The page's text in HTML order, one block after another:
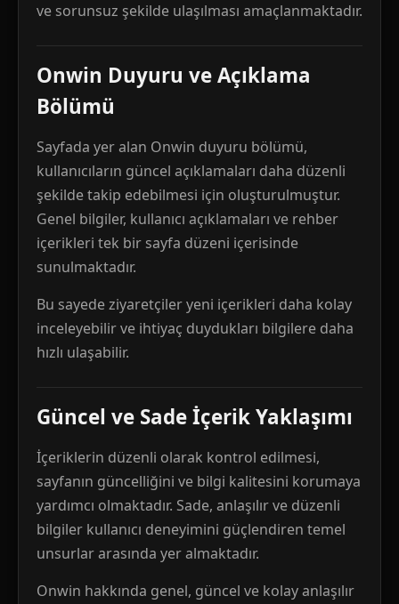
ve sorunsuz şekilde ulaşılması amaçlanmaktadır.
Onwin Duyuru ve Açıklama
Bölümü
Sayfada yer alan Onwin duyuru bölümü,
kullanıcıların güncel açıklamaları daha düzenli
şekilde takip edebilmesi için oluşturulmuştur.
Genel bilgiler, kullanıcı açıklamaları ve rehber
içerikleri tek bir sayfa düzeni içerisinde
sunulmaktadır.
Bu sayede ziyaretçiler yeni içerikleri daha kolay
inceleyebilir ve ihtiyaç duydukları bilgilere daha
hızlı ulaşabilir.
Güncel ve Sade İçerik Yaklaşımı
İçeriklerin düzenli olarak kontrol edilmesi,
sayfanın güncelliğini ve bilgi kalitesini korumaya
yardımcı olmaktadır. Sade, anlaşılır ve düzenli
bilgiler kullanıcı deneyimini güçlendiren temel
unsurlar arasında yer almaktadır.
Onwin hakkında genel, güncel ve kolay anlaşılır